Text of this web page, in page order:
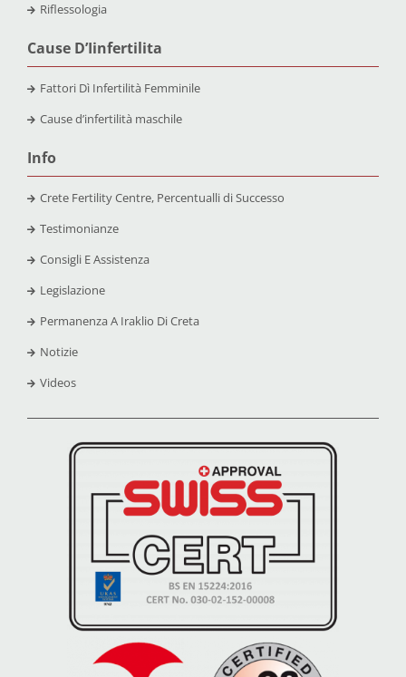
Riflessologia
Cause D’Iinfertilita
Fattori Dì Infertilità Femminile
Cause d’infertilità maschile
Info
Crete Fertility Centre, Percentualli di Successo
Testimonianze
Consigli E Assistenza
Legislazione
Permanenza A Iraklio Di Creta
Notizie
Videos